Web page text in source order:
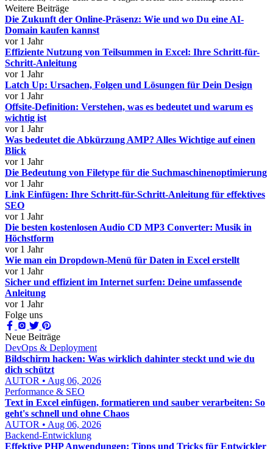
Weitere Beiträge
Die Zukunft der Online-Präsenz: Wie und wo Du eine AI-
Domain kaufen kannst
vor 1 Jahr
Effiziente Nutzung von Teilsummen in Excel: Ihre Schritt-für-
Schritt-Anleitung
vor 1 Jahr
Latch Up: Ursachen, Folgen und Lösungen für Dein Design
vor 1 Jahr
Offsite-Definition: Verstehen, was es bedeutet und warum es
wichtig ist
vor 1 Jahr
Was bedeutet die Abkürzung AMP? Alles Wichtige auf einen
Blick
vor 1 Jahr
Die Bedeutung von Filetype für die Suchmaschinenoptimierung
vor 1 Jahr
Link Einfügen: Ihre Schritt-für-Schritt-Anleitung für effektives
SEO
vor 1 Jahr
Die besten kostenlosen Audio CD MP3 Converter: Musik in
Höchstform
vor 1 Jahr
Wie man ein Dropdown-Menü für Daten in Excel erstellt
vor 1 Jahr
Sicher und effizient im Internet surfen: Deine umfassende
Anleitung
vor 1 Jahr
Folge uns
Neue Beiträge
DevOps & Deployment
Bildschirm hacken: Was wirklich dahinter steckt und wie du
dich schützt
AUTOR • Aug 06, 2026
Performance & SEO
Text in Excel einfügen, formatieren und sauber verarbeiten: So
geht's schnell und ohne Chaos
AUTOR • Aug 06, 2026
Backend-Entwicklung
Effektive PHP Anwendungen: Tipps und Tricks für Entwickler